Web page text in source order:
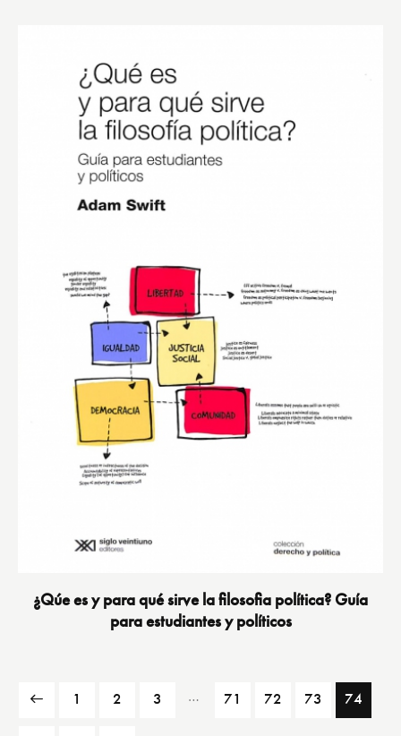
¿Qúe es y para qué sirve la filosofia política? Guía
para estudiantes y políticos
1 2 3 … 71 72 73 74